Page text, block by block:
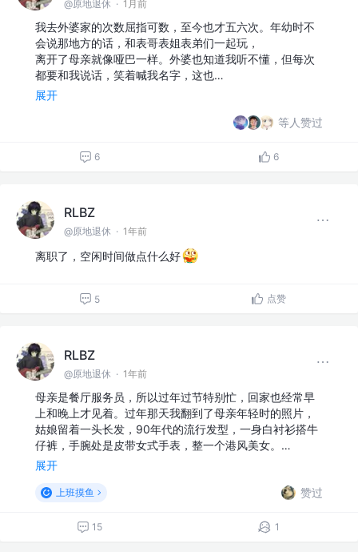
@原地退休 · 1月前
我去外婆家的次数屈指可数，至今也才五六次。年幼时不
会说那地方的话，和表哥表姐表弟们一起玩，
离开了母亲就像哑巴一样。外婆也知道我听不懂，但每次
都要和我说话，笑着喊我名字，这也…
展开
等人赞过
6 6
RLBZ
@原地退休 · 1年前
离职了，空闲时间做点什么好
5 点赞
RLBZ
@原地退休 · 1年前
母亲是餐厅服务员，所以过年过节特别忙，回家也经常早
上和晚上才见着。过年那天我翻到了母亲年轻时的照片，
姑娘留着一头长发，90年代的流行发型，一身白衬衫搭牛
仔裤，手腕处是皮带女式手表，整一个港风美女。…
展开
上班摸鱼 赞过
15 1